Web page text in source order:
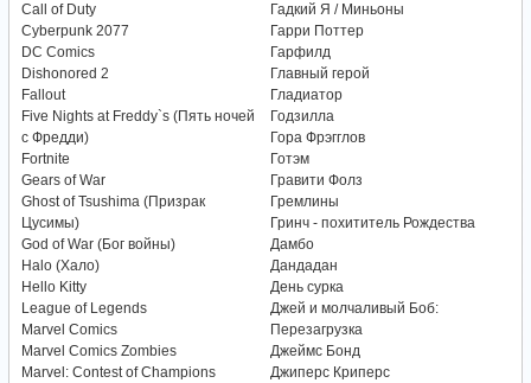
Call of Duty
Cyberpunk 2077
DC Comics
Dishonored 2
Fallout
Five Nights at Freddy`s (Пять ночей
с Фредди)
Fortnite
Gears of War
Ghost of Tsushima (Призрак
Цусимы)
God of War (Бог войны)
Halo (Хало)
Hello Kitty
League of Legends
Marvel Comics
Marvel Comics Zombies
Marvel: Contest of Champions
Гадкий Я / Миньоны
Гарри Поттер
Гарфилд
Главный герой
Гладиатор
Годзилла
Гора Фрэгглов
Готэм
Гравити Фолз
Гремлины
Гринч - похититель Рождества
Дамбо
Дандадан
День сурка
Джей и молчаливый Боб:
Перезагрузка
Джеймс Бонд
Джиперс Криперс